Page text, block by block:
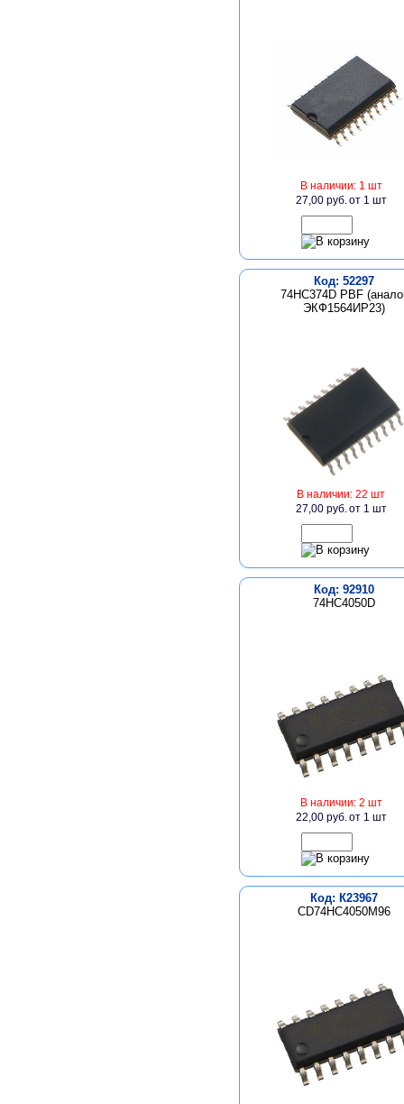
В наличии: 1 шт
27,00 руб.от 1 шт
Код: 52297
74HC374D PBF
ЭКФ1564ИР23)
В наличии: 22 шт
27,00 руб.от 1 шт
Код: 92910
74HC4050D
В наличии: 2 шт
22,00 руб.от 1 шт
Код: К23967
CD74HC4050M96